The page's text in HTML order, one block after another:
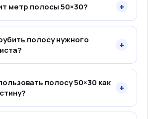
метр полосы 50×30? +
полосу нужного
+
полосу 50×30 как
+